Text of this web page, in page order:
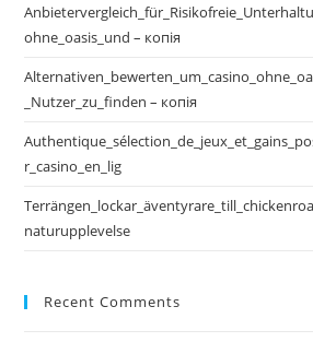
ohne_oasis_und – копія
_Nutzer_zu_finden – копія
r_casino_en_lig
naturupplevelse
Recent Comments